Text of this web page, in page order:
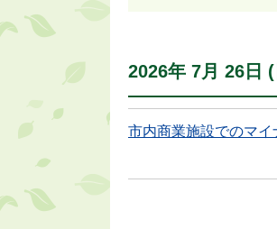
2026年 7月 26日 (
市内商業施設でのマイ